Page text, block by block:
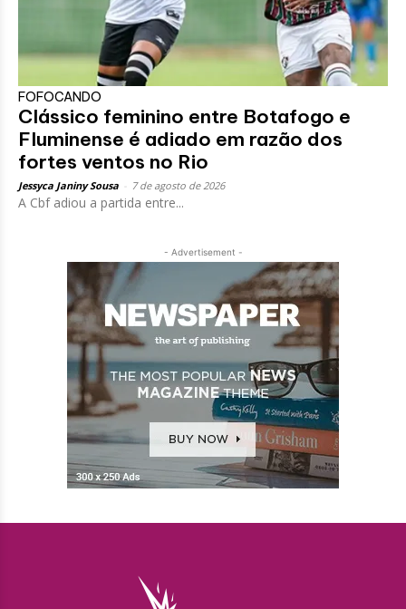
FOFOCANDO
Clássico feminino entre Botafogo e
Fluminense é adiado em razão dos
fortes ventos no Rio
Jessyca Janiny Sousa 7 de agosto de 2026
A Cbf adiou a partida entre...
- Advertisement -